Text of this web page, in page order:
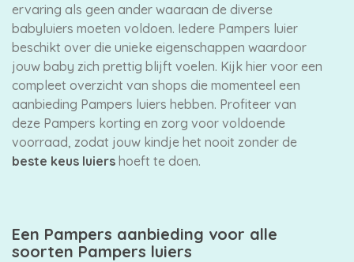
ervaring als geen ander waaraan de diverse
babyluiers moeten voldoen. Iedere Pampers luier
beschikt over die unieke eigenschappen waardoor
jouw baby zich prettig blijft voelen. Kijk hier voor een
compleet overzicht van shops die momenteel een
aanbieding Pampers luiers hebben. Profiteer van
deze Pampers korting en zorg voor voldoende
voorraad, zodat jouw kindje het nooit zonder de
beste keus luiers hoeft te doen.
Een Pampers aanbieding voor alle
soorten Pampers luiers